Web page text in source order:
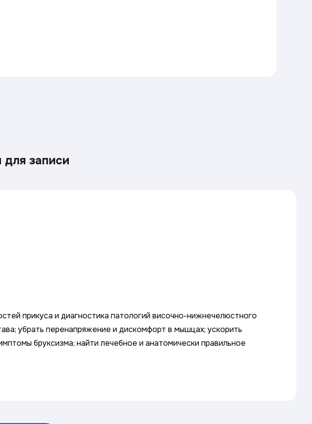
записи
прикуса и диагностика патологий височно-нижнечелюстного
убрать перенапряжение и дискомфорт в мышцах; ускорить
бруксизма; найти лечебное и анатомически правильное